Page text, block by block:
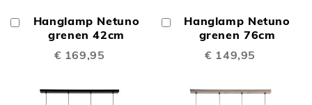
Hanglamp Netuno
grenen 42cm
€ 169,95
Winkelwagen
Hanglamp Netuno
grenen 76cm
€ 149,95
Winkelwagen